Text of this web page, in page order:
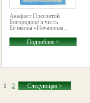
Акафист Пресвятой
Богородице в честь
Её иконы «Нечаянная...
Подробнее >
1 2 Следующая >